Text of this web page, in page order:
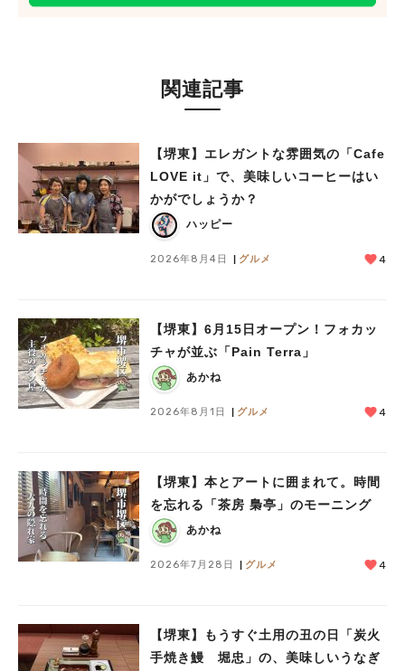
関連記事
【堺東】エレガントな雰囲気の「Cafe
LOVE it」で、美味しいコーヒーはい
かがでしょうか？
ハッピー
2026年8月4日 グルメ 4
【堺東】6月15日オープン！フォカッ
チャが並ぶ「Pain Terra」
あかね
2026年8月1日 グルメ 4
【堺東】本とアートに囲まれて。時間
を忘れる「茶房 梟亭」のモーニング
あかね
2026年7月28日 グルメ 4
【堺東】もうすぐ土用の丑の日「炭火
手焼き鰻 堀忠」の、美味しいうなぎ
#あなたはどっち？